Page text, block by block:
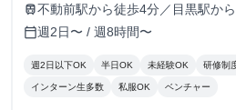
田ビル7-8階（受付8階）
train不動前駅から徒歩4分／目黒駅か
calendar_today週2日〜 / 週8時間〜
週2日以下OK 半日OK 未経験OK 研修制
インターン生多数 私服OK ベンチャー